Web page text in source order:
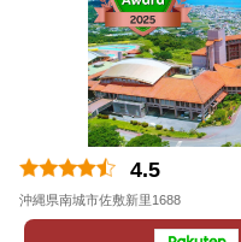
4.5
沖縄県南城市佐敷新里1688